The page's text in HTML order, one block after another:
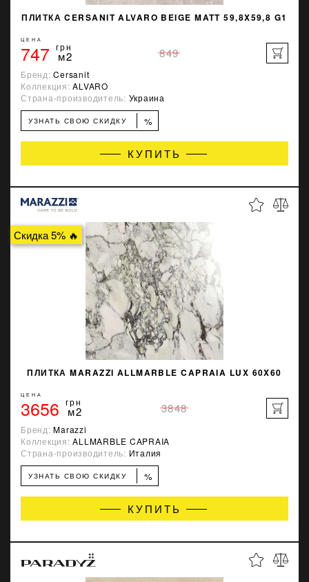
ПЛИТКА CERSANIT ALVARO BEIGE MATT 59,8X59,8 G1
ЦЕНА
747 грн
м2 849
Бренд:Cersanit
Коллекция:ALVARO
Страна-производитель: Украина
УЗНАТЬ СВОЮ СКИДКУ %
КУПИТЬ
Скидка 5% 🔥
ПЛИТКА MARAZZI ALLMARBLE CAPRAIA LUX 60X60
ЦЕНА
3656 грн
м2 3848
Бренд:Marazzi
Коллекция:ALLMARBLE CAPRAIA
Страна-производитель: Италия
УЗНАТЬ СВОЮ СКИДКУ %
КУПИТЬ